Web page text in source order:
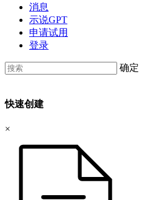
消息
示说GPT
申请试用
登录
确定
快速创建
×